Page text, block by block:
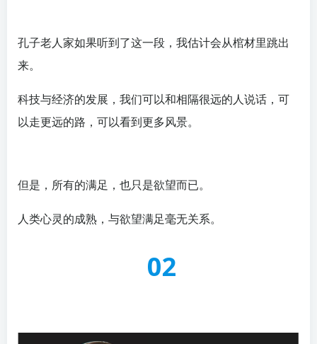
孔子老人家如果听到了这一段，我估计会从棺材里跳出
来。
科技与经济的发展，我们可以和相隔很远的人说话，可
以走更远的路，可以看到更多风景。
但是，所有的满足，也只是欲望而已。
人类心灵的成熟，与欲望满足毫无关系。
02